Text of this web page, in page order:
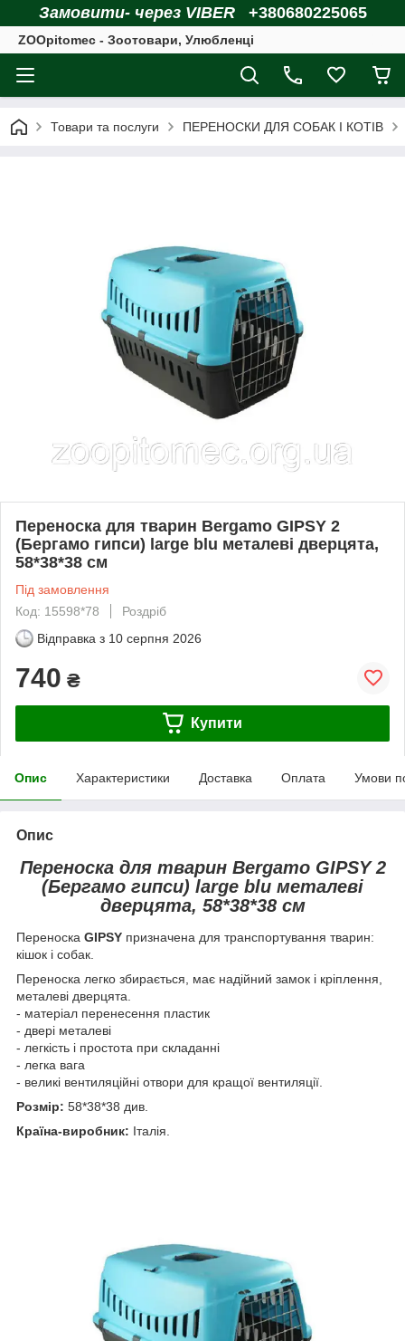
Замовити- через VIBER +380680225065
ZOOpitomec - Зоотовари, Улюбленці
Товари та послуги ПЕРЕНОСКИ ДЛЯ СОБАК І КОТІВ
Переноска для тварин Bergamo GIPSY 2
(Бергамо гипси) large blu металеві дверцята,
58*38*38 см
Під замовлення
Код: 15598*78
Роздріб
Відправка з 10 серпня 2026
740 ₴
Купити
Опис Характеристики Доставка Оплата Умови
Опис
Переноска для тварин Bergamo GIPSY 2
(Бергамо гипси) large blu металеві
дверцята, 58*38*38 см
Переноска GIPSY призначена для транспортування тварин:
кішок і собак.
Переноска легко збирається, має надійний замок і кріплення,
металеві дверцята.
- матеріал перенесення пластик
- двері металеві
- легкість і простота при складанні
- легка вага
- великі вентиляційні отвори для кращої вентиляції.
Розмір: 58*38*38 див.
Країна-виробник: Італія.